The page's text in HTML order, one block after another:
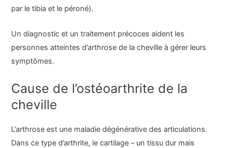
par le tibia et le péroné).
Un diagnostic et un traitement précoces aident les
personnes atteintes d’arthrose de la cheville à gérer leurs
symptômes.
Cause de l’ostéoarthrite de la
cheville
L’arthrose est une maladie dégénérative des articulations.
Dans ce type d’arthrite, le cartilage – un tissu dur mais